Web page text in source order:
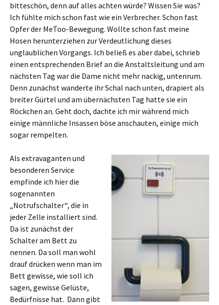
bitteschön, denn auf alles achten würde? Wissen Sie was?
Ich fühlte mich schon fast wie ein Verbrecher. Schon fast
Opfer der MeToo-Bewegung. Wollte schon fast meine
Hosen herunterziehen zur Verdeutlichung dieses
unglaublichen Vorgangs. Ich beließ es aber dabei, schrieb
einen entsprechenden Brief an die Anstaltsleitung und am
nächsten Tag war die Dame nicht mehr nackig, untenrum.
Denn zunächst wanderte ihr Schal nach unten, drapiert als
breiter Gürtel und am übernächsten Tag hatte sie ein
Röckchen an. Geht doch, dachte ich mir während mich
einige männliche Insassen böse anschauten, einige mich
sogar rempelten.
Als extravaganten und
besonderen Service
empfinde ich hier die
sogenannten
„Notrufschalter“, die in
jeder Zelle installiert sind.
Da ist zunächst der
Schalter am Bett zu
nennen. Da soll man wohl
drauf drücken wenn man im
Bett gewisse, wie soll ich
sagen, gewisse Gelüste,
Bedürfnisse hat. Dann gibt